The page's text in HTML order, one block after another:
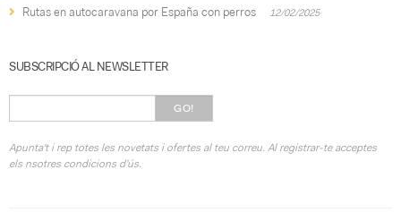
Rutas en autocaravana por España con perros 12/02/2025
SUBSCRIPCIÓ AL NEWSLETTER
GO!
Apunta't i rep totes les novetats i ofertes al teu correu. Al registrar-te acceptes
els nsotres condicions d'ús.